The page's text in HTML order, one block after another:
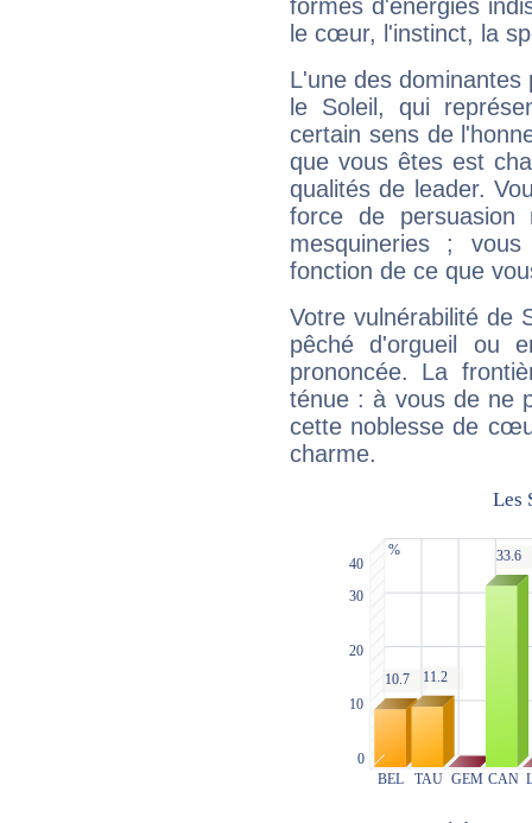
formes d'énergies
le cœur, l'instinct, la
L'une des
le Soleil, qui
certain sens de
que vous êtes est
qualités de leader.
force de
mesquineries ;
fonction de ce que
Votre vulnérabilité de
pêché d'orgueil ou
prononcée. La
ténue : à vous de ne
cette noblesse de
charme.